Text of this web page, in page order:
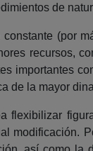
de
(por
recursos,
importantes
de la mayor
flexibilizar
modificación.